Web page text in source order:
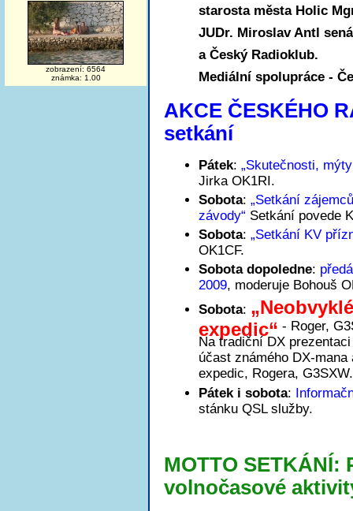
zobrazení: 6564
známka: 1.00
starosta města Holic
JUDr. Miroslav Antl
a Český Radioklub.
Mediální spolupráce -
AKCE ČESKÉHO
setkání
Pátek:„Skutečnosti,
Jirka OK1RI.
Sobota:„Setkání
závody“ Setkání povede
Sobota:„Setkání KV
OK1CF.
Sobota dopoledne:
2009, moderuje Bohouš
Sobota:
expedic“ - Roger,
Na tradiční DX
účast známého DX-
expedic, Rogera,
Pátek i sobota:
stánku QSL služby.
MOTTO SETKÁNÍ:
volnočasové